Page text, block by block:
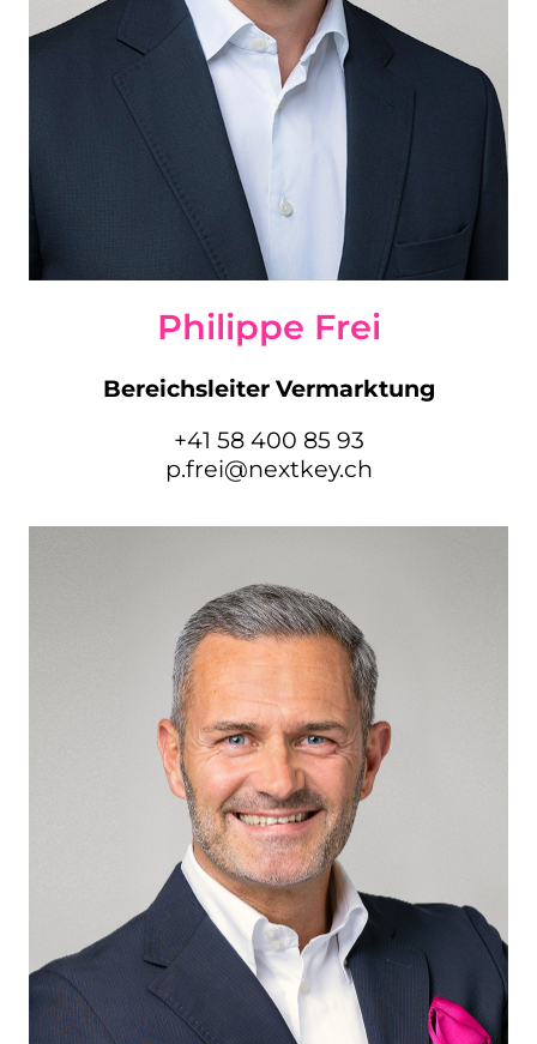
Philippe Frei
Bereichsleiter Vermarktung
+41 58 400 85 93
p.frei@nextkey.ch